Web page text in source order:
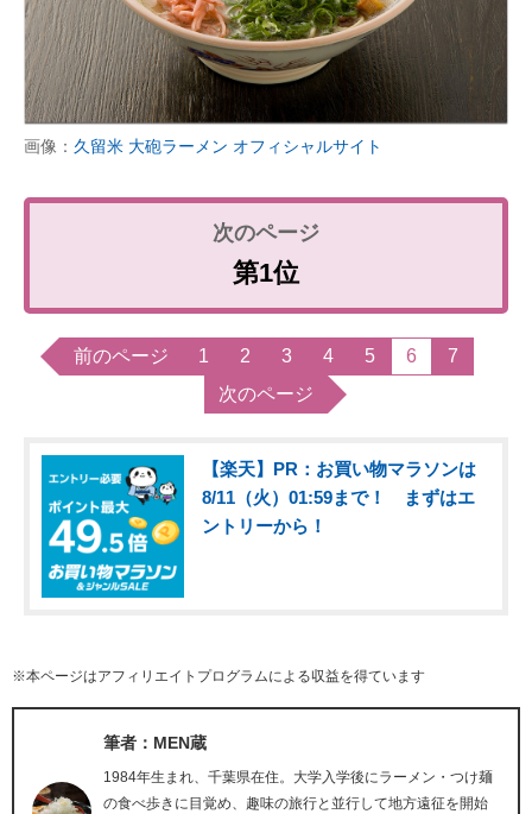
画像： 久留米 大砲ラーメン オフィシャルサイト
第1位
前のページ 1 2 3 4 5 6
7
次のページ
【楽天】PR：お買い物マラソンは
8/11（火）01:59まで！ まずはエ
ントリーから！
※本ページはアフィリエイトプログラムによる収益を得ています
筆者：MEN蔵
1984年生まれ、千葉県在住。大学入学後にラーメン・つけ麺
の食べ歩きに目覚め、趣味の旅行と並行して地方遠征を開始